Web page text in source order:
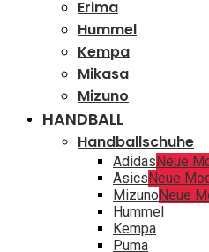
Erima
Hummel
Kempa
Mikasa
Mizuno
HANDBALL
Handballschuhe
AdidasNeue
AsicsNeue
MizunoNeue
Hummel
Kempa
Puma